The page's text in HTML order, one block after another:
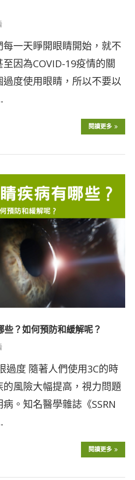
一天睜開眼睛開始，就不
因為COVID-19疫情的關
度使用眼睛，所以不要以
閱讀更多
？如何預防和緩解呢？
過度 隨著人們使用3C的時
的風險大幅提高，視力問題
。知名醫學雜誌《SSRN
閱讀更多